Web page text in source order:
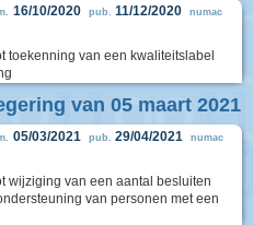
16/10/2020 pub. 11/12/2020 numac
toekenning van een kwaliteitslabel
van 05 maart 2021
05/03/2021 pub. 29/04/2021 numac
wijziging van een aantal besluiten
van personen met een